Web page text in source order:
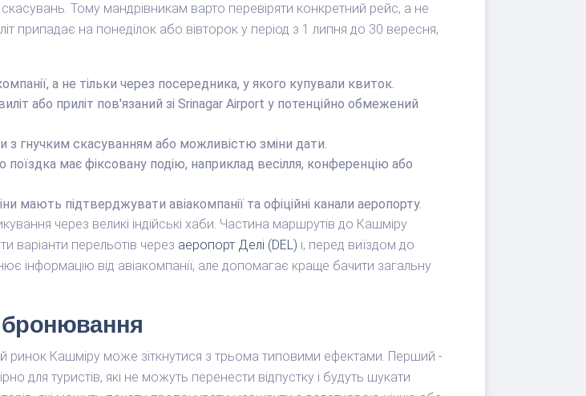
Тому мандрівникам варто перевіряти конкретний рейс, а не
на понеділок або вівторок у період з 1 липня до 30 вересня,
а не тільки через посередника, у якого купували квиток.
або приліт пов'язаний зі Srinagar Airport у потенційно обмежений
з гнучким скасуванням або можливістю зміни дати.
має фіксовану подію, наприклад весілля, конференцію або
мають підтверджувати авіакомпанії та офіційні канали аеропорту.
через великі індійські хаби. Частина маршрутів до Кашміру
варіанти перельотів через аеропорт Делі (DEL) і, перед виїздом до
інформацію від авіакомпанії, але допомагає краще бачити загальну
бронювання
ринок Кашміру може зіткнутися з трьома типовими ефектами. Перший -
для туристів, які не можуть перенести відпустку і будуть шукати